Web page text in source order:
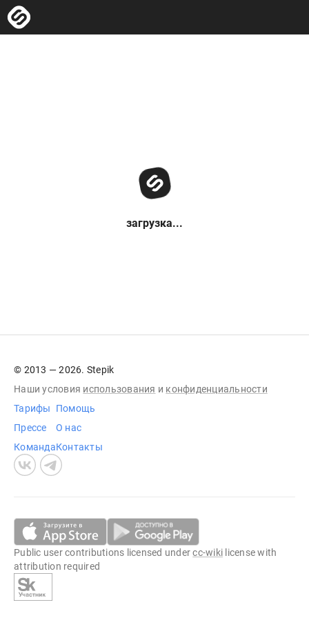
загрузка...
© 2013 — 2026. Stepik
Наши условия использования и конфиденциальности
Тарифы
Прессе
Команда
Помощь
О нас
Контакты
Public user contributions licensed undercc-wiki license with
attribution required